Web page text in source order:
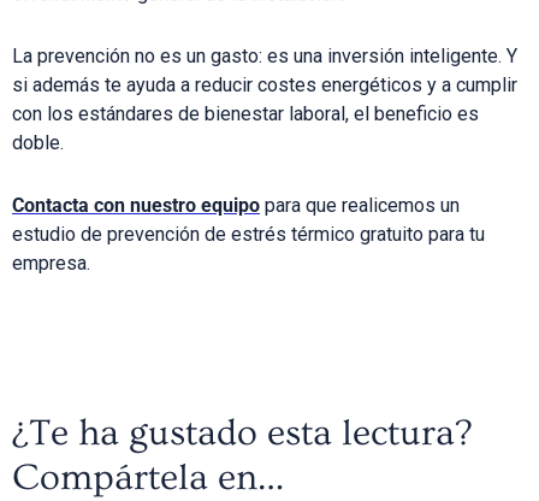
La prevención no es un gasto: es una inversión inteligente. Y
si además te ayuda a reducir costes energéticos y a cumplir
con los estándares de bienestar laboral, el beneficio es
doble.
Contacta con nuestro equipo para que realicemos un
estudio de prevención de estrés térmico gratuito para tu
empresa.
¿Te ha gustado esta lectura?
Compártela en…